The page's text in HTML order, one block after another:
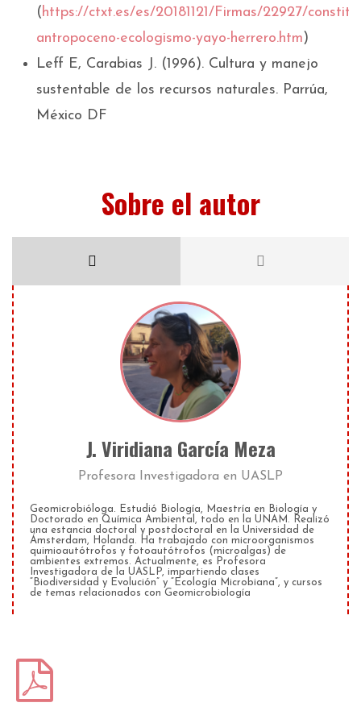
(https://ctxt.es/es/20181121/Firmas/22927/
antropoceno-ecologismo-yayo-herrero.htm)
Leff E, Carabias J. (1996). Cultura y manejo
sustentable de los recursos naturales. Parrúa,
México DF
Sobre el autor
J. Viridiana García Meza
Profesora Investigadora en UASLP
Geomicrobióloga. Estudió Biología, Maestría en Biología y
Doctorado en Química Ambiental, todo en la UNAM. Realizó
una estancia doctoral y postdoctoral en la Universidad de
Ámsterdam, Holanda. Ha trabajado con microorganismos
quimioautótrofos y fotoautótrofos (microalgas) de
ambientes extremos. Actualmente, es Profesora
Investigadora de la UASLP, impartiendo clases
“Biodiversidad y Evolución” y “Ecología Microbiana”, y cursos
de temas relacionados con Geomicrobiología